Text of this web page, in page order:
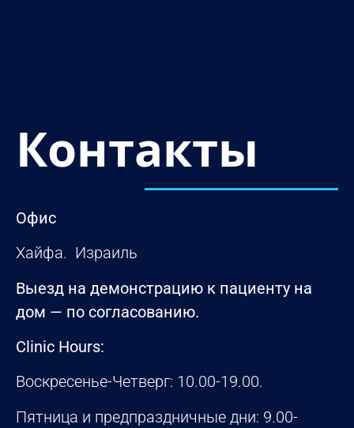
Контакты
Офис
Хайфа. Израиль
Выезд на демонстрацию к пациенту на
дом — по согласованию.
Clinic Hours:
Воскресенье-Четверг: 10.00-19.00.
Пятница и предпраздничные дни: 9.00-